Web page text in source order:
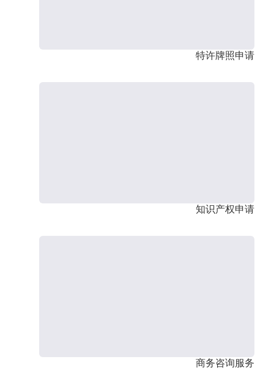
特许牌照申请
知识产权申请
商务咨询服务